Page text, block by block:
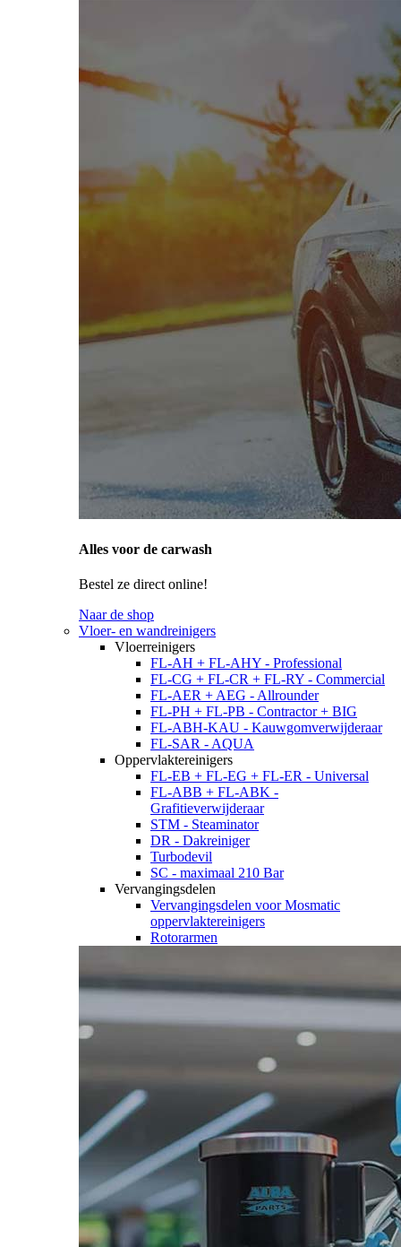
Alles voor de carwash
Bestel ze direct online!
Naar de shop
Vloer- en wandreinigers
Vloerreinigers
FL-AH + FL-AHY - Professional
FL-CG + FL-CR + FL-RY - Commercial
FL-AER + AEG - Allrounder
FL-PH + FL-PB - Contractor + BIG
FL-ABH-KAU - Kauwgomverwijderaar
FL-SAR - AQUA
Oppervlaktereinigers
FL-EB + FL-EG + FL-ER - Universal
FL-ABB + FL-ABK -
Grafitieverwijderaar
STM - Steaminator
DR - Dakreiniger
Turbodevil
SC - maximaal 210 Bar
Vervangingsdelen
Vervangingsdelen voor Mosmatic
oppervlaktereinigers
Rotorarmen